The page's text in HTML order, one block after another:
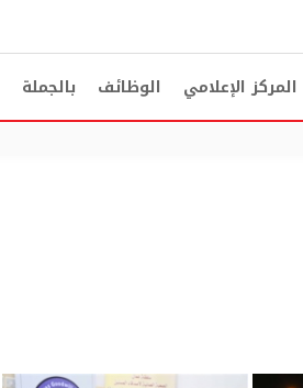
المركز الإعلامي الوظائف بالجملة